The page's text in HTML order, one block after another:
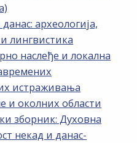
археологија,
лингвистика
наслеђе и локална
истраживања
и околних области
зборник: Духовна
некад и данас-